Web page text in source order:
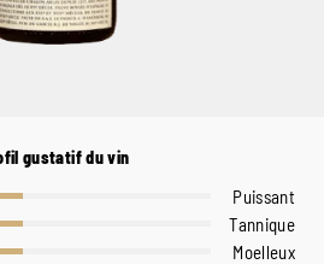
gustatif du vin
Puissant
Tannique
Moelleux